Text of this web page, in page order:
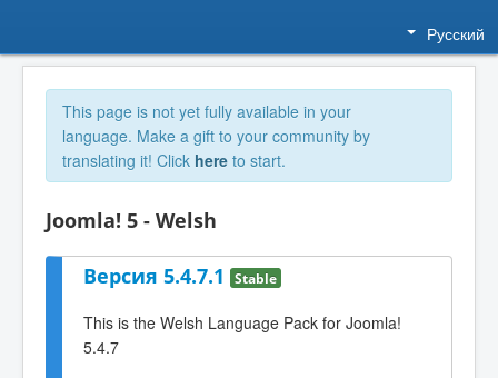
Русский
This page is not yet fully available in your
language. Make a gift to your community by
translating it! Click here to start.
Joomla! 5 - Welsh
Версия 5.4.7.1 Stable
This is the Welsh Language Pack for Joomla!
5.4.7